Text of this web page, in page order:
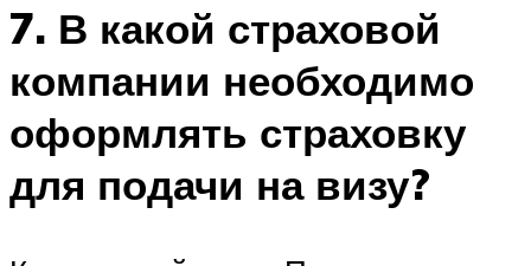
7. В какой страховой
компании необходимо
оформлять страховку
для подачи на визу?